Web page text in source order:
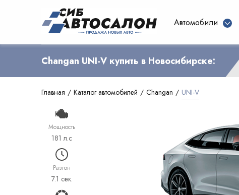
Автомобили
Changan UNI-V купить в Новосибирске:
Главная Каталог автомобилей Changan UNI-V
Мощность
181 л.с
Разгон
7.1 сек.